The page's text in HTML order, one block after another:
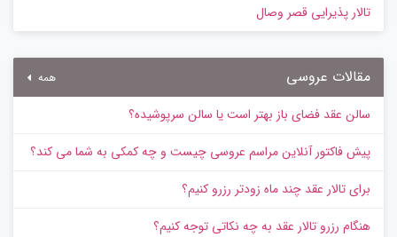
تالار پذیرایی قصر وصال
مقالات عروسی همه
سالن عقد فضای باز بهتر است یا سالن سرپوشیده؟
پیش‌ فاکتور آنلاین مراسم عروسی چیست و چه کمکی به شما می کند؟
برای تالار عقد چند ماه زودتر رزرو کنیم؟
هنگام رزرو تالار عقد به چه نکاتی توجه کنیم؟